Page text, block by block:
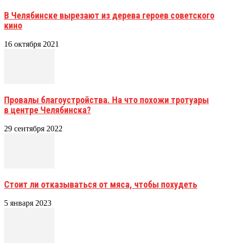
В Челябинске вырезают из дерева героев советского
кино
16 октября 2021
Провалы благоустройства. На что похожи тротуары
в центре Челябинска?
29 сентября 2022
Стоит ли отказываться от мяса, чтобы похудеть
5 января 2023